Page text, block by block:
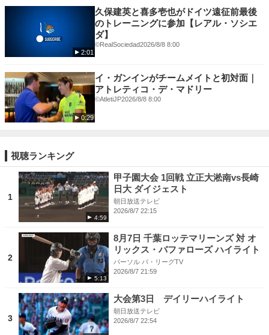
下記ページより加入いただくと、初月1,400円で
「サッカーパック」＋「月額プラン(無料トライアル)」
お得にお楽しみいただくことができます✨
https://www.video.unext.jp/lp/football_pack?
m=social&utm_campaign=youtube_title_football&utm_content=SR0067
2:01
久保建英と喜多壱也がドイツ遠征前最後
のトレーニングに参加【レアル・ソシエ
ダ】
©RealSociedad2026/8/8 8:00
0:29
イ・ガンインがチームメイトと初対面｜
アトレティコ・デ・マドリー
©️AtletiJP2026/8/8 8:00
視聴ランキング
1
4:59
甲子園大会 1回戦 立正大淞南vs長崎
日大 ダイジェスト
朝日放送テレビ
2026/8/7 22:15
2
5:13
8月7日 千葉ロッテマリーンズ 対 オ
リックス・バファローズ ハイライト
パーソル パ・リーグTV
2026/8/7 21:59
3
大会第3日 デイリーハイライト
朝日放送テレビ
2026/8/7 22:54